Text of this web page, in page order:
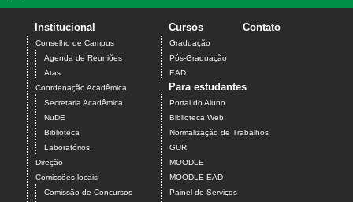
Institucional
Conselho de Campus
Agenda de Reuniões
Atas
Coordenação Acadêmica
Secretaria Acadêmica
NuDE
Biblioteca
Laboratórios
Direção
Comissões locais
Comissão de Concursos
Cursos
Graduação
Pós-Graduação
EAD
Contato
Para estudantes
Portal do Aluno
Biblioteca Web
Normalização de Trabalhos
GURI
MOODLE
MOODLE EAD
Painel de Serviços